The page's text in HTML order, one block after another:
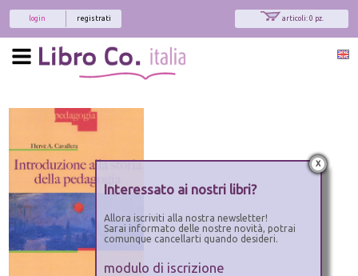
articoli: 0 pz.
registrati
login
x
Interessato ai nostri libri?
Allora iscriviti alla nostra newsletter!
Sarai informato delle nostre novità, potrai
comunque cancellarti quando desideri.
modulo di iscrizione